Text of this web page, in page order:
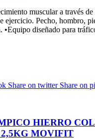
muscular a través de
ejercicio. Pecho, hombro,
•Equipo diseñado para
Share on twitter Share on
HIERRO
MOVIFIT